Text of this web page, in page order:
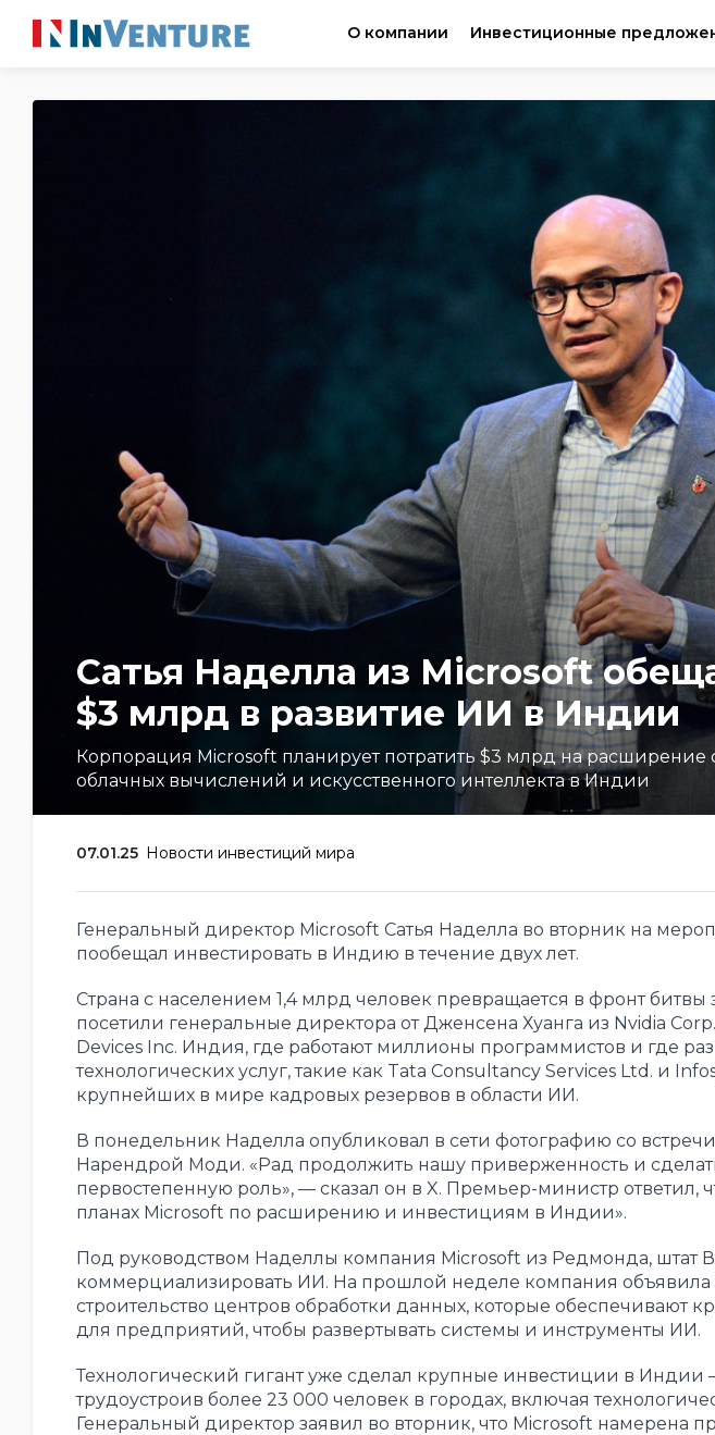
О компании Инвестиционные
Сатья Наделла из Microsoft
$3 млрд в развитие ИИ в Индии
Корпорация Microsoft планирует потратить $3 млрд на расширение
облачных вычислений и искусственного интеллекта в Индии
07.01.25 Новости инвестиций мира
Генеральный директор Microsoft Сатья Наделла во вторник на
пообещал инвестировать в Индию в течение двух лет.
Страна с населением 1,4 млрд человек превращается в фронт
посетили генеральные директора от Дженсена Хуанга из Nvidia
Devices Inc. Индия, где работают миллионы программистов и где
технологических услуг, такие как Tata Consultancy Services Ltd. и
крупнейших в мире кадровых резервов в области ИИ.
В понедельник Наделла опубликовал в сети фотографию со
Нарендрой Моди. «Рад продолжить нашу приверженность и
первостепенную роль», — сказал он в X. Премьер-министр ответил,
планах Microsoft по расширению и инвестициям в Индии».
Под руководством Наделлы компания Microsoft из Редмонда, штат
коммерциализировать ИИ. На прошлой неделе компания объявила
строительство центров обработки данных, которые обеспечивают
для предприятий, чтобы развертывать системы и инструменты ИИ.
Технологический гигант уже сделал крупные инвестиции в
трудоустроив более 23 000 человек в городах, включая
Генеральный директор заявил во вторник, что Microsoft намерена